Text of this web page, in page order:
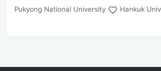
Pukyong National University
Hankuk University of